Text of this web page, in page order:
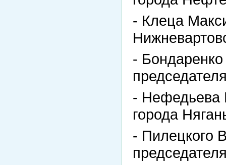
- Клеца
-
- Нефедьева
города
- Пилецкого